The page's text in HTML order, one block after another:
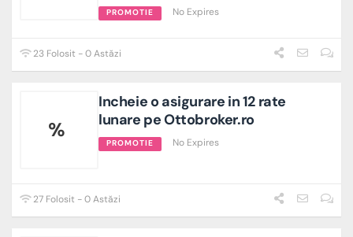
PROMOTIE No Expires
23 Folosit - 0 Astăzi
%
Incheie o asigurare in 12 rate
lunare pe Ottobroker.ro
PROMOTIE No Expires
27 Folosit - 0 Astăzi